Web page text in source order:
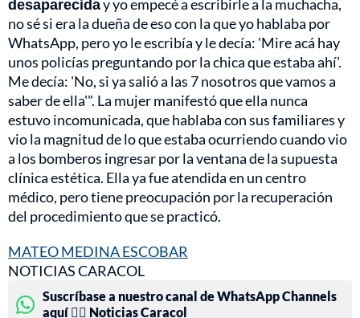
desapareciday yo empecé a escribirle a la muchacha,
no sé si era la dueña de eso con la que yo hablaba por
WhatsApp, pero yo le escribía y le decía: 'Mire acá hay
unos policías preguntando por la chica que estaba ahí'.
Me decía: 'No, si ya salió a las 7 nosotros que vamos a
saber de ella'". La mujer manifestó que ella nunca
estuvo incomunicada, que hablaba con sus familiares y
vio la magnitud de lo que estaba ocurriendo cuando vio
a los bomberos ingresar por la ventana de la supuesta
clínica estética. Ella ya fue atendida en un centro
médico, pero tiene preocupación por la recuperación
del procedimiento que se practicó.
MATEO MEDINA ESCOBAR
NOTICIAS CARACOL
Suscríbase a nuestro canal de WhatsApp Channels
aquí 👉🏻 Noticias Caracol